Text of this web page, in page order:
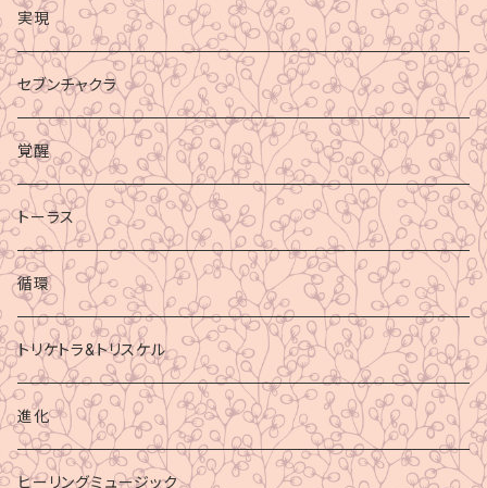
実現
セブンチャクラ
覚醒
トーラス
循環
トリケトラ&トリスケル
進化
ヒーリングミュージック